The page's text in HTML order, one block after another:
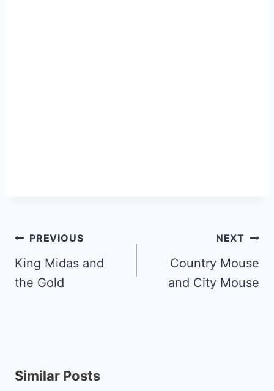
PREVIOUS
King Midas and
the Gold
NEXT
Country Mouse
and City Mouse
Similar Posts